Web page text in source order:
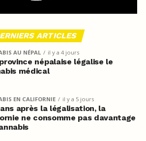
ARTICLES
AU NÉPAL il y a 4 jours
népalaise légalise le
médical
EN CALIFORNIE il y a 5 jours
après la légalisation, la
ne consomme pas davantage